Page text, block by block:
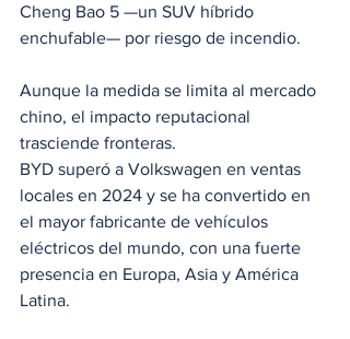
Cheng Bao 5 —un SUV híbrido
enchufable— por riesgo de incendio.
Aunque la medida se limita al mercado
chino, el impacto reputacional
trasciende fronteras.
BYD superó a Volkswagen en ventas
locales en 2024 y se ha convertido en
el mayor fabricante de vehículos
eléctricos del mundo, con una fuerte
presencia en Europa, Asia y América
Latina.